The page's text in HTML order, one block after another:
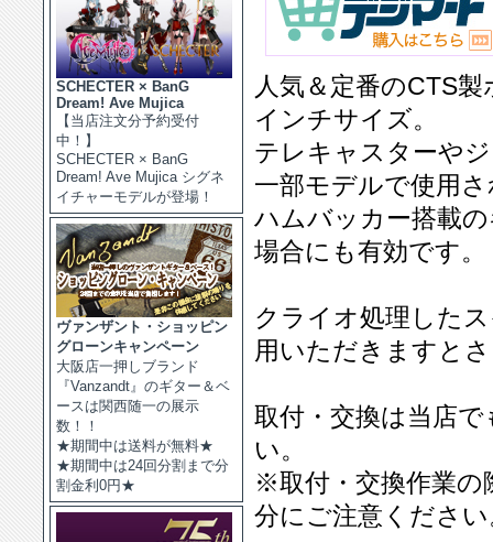
SCHECTER × BanG
Dream! Ave Mujica
【当店注文分予約受付
中！】
SCHECTER × BanG
Dream! Ave Mujica シグネ
イチャーモデルが登場！
ヴァンザント・ショッピン
グローンキャンペーン
大阪店一押しブランド
『Vanzandt』のギター＆ベ
ースは関西随一の展示
数！！
★期間中は送料が無料★
★期間中は24回分割まで分
割金利0円★
人気＆定番のCTS
インチサイズ。
テレキャスターや
一部モデルで使用
ハムバッカー搭載
場合にも有効です。
クライオ処理した
用いただきますと
取付・交換は当店
い。
※取付・交換作業の
分にご注意くださ